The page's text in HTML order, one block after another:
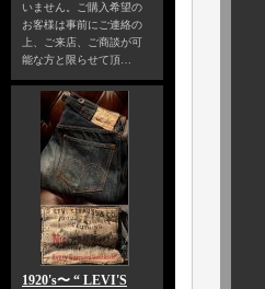
いません。ご購入希望の
お客様は事前にご連絡の
上、ご来店、ご商談が可
能な方と限らせて頂…
1920's〜 “ LEVI'S